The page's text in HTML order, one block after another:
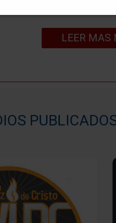
LEER MAS